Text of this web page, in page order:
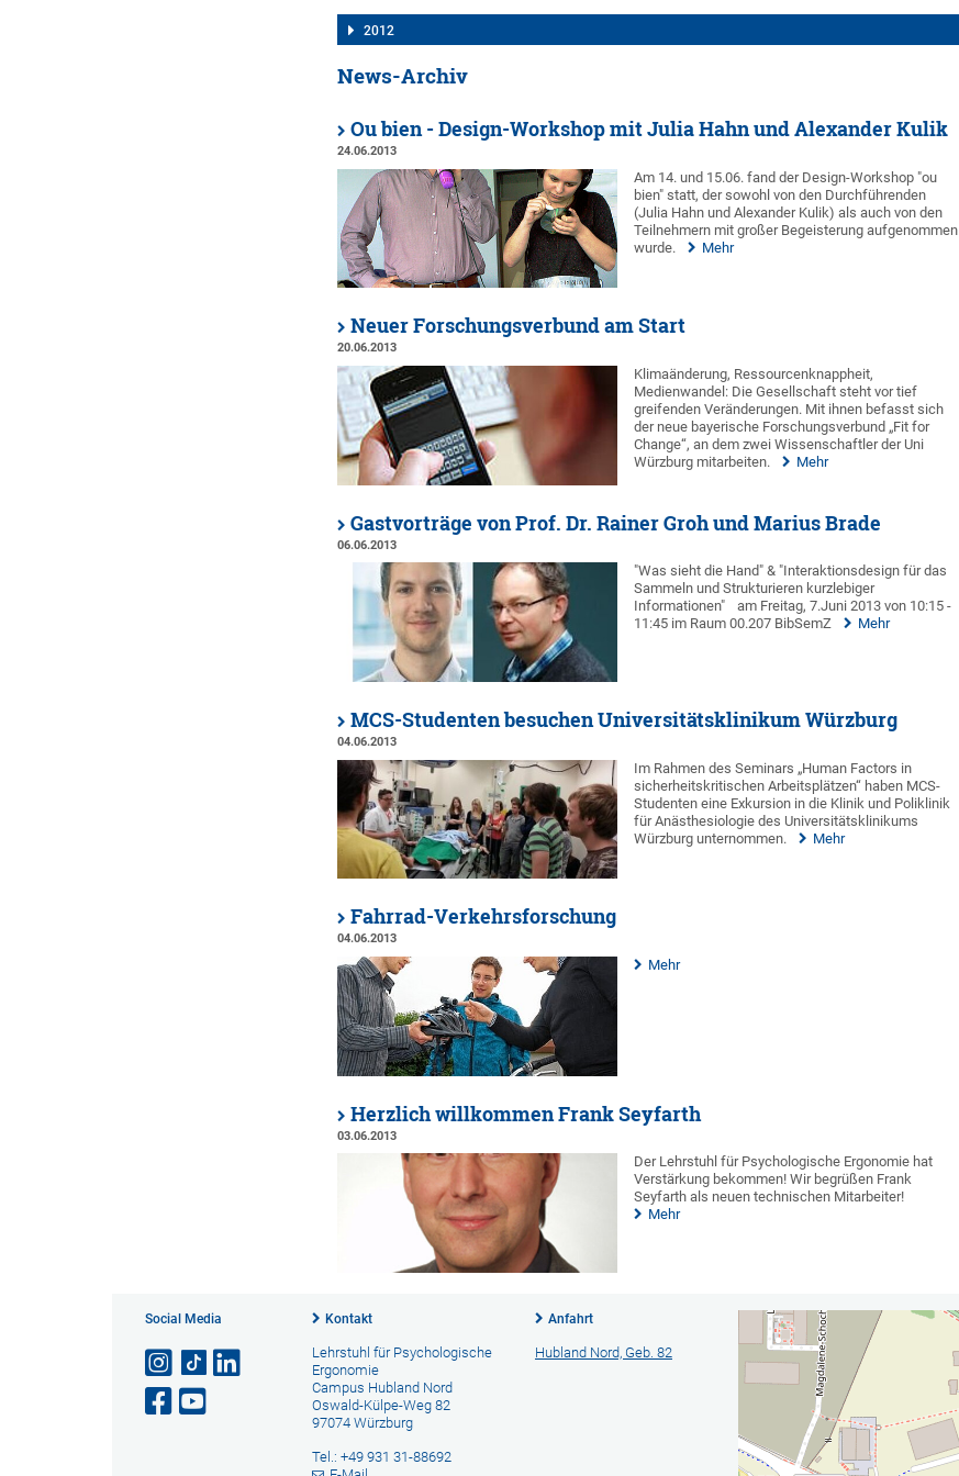
2012
News-Archiv
Ou bien - Design-Workshop mit Julia Hahn und Alexander Kulik
24.06.2013
Am 14. und 15.06. fand der Design-Workshop "ou
bien" statt, der sowohl von den Durchführenden
(Julia Hahn und Alexander Kulik) als auch von den
Teilnehmern mit großer Begeisterung aufgenommen
wurde.
Mehr
Neuer Forschungsverbund am Start
20.06.2013
Klimaänderung, Ressourcenknappheit,
Medienwandel: Die Gesellschaft steht vor tief
greifenden Veränderungen. Mit ihnen befasst sich
der neue bayerische Forschungsverbund „Fit for
Change“, an dem zwei Wissenschaftler der Uni
Würzburg mitarbeiten.
Mehr
Gastvorträge von Prof. Dr. Rainer Groh und Marius Brade
06.06.2013
"Was sieht die Hand" & "Interaktionsdesign für das
Sammeln und Strukturieren kurzlebiger
Informationen"
am Freitag, 7.Juni 2013 von 10:15 -
11:45 im Raum 00.207 BibSemZ
Mehr
MCS-Studenten besuchen Universitätsklinikum Würzburg
04.06.2013
Im Rahmen des Seminars „Human Factors in
sicherheitskritischen Arbeitsplätzen“ haben MCS-
Studenten eine Exkursion in die Klinik und Poliklinik
für Anästhesiologie des Universitätsklinikums
Würzburg unternommen.
Mehr
Fahrrad-Verkehrsforschung
04.06.2013
Mehr
Herzlich willkommen Frank Seyfarth
03.06.2013
Der Lehrstuhl für Psychologische Ergonomie hat
Verstärkung bekommen! Wir begrüßen Frank
Seyfarth als neuen technischen Mitarbeiter!
Mehr
Social Media Kontakt
Lehrstuhl für Psychologische
Ergonomie
Campus Hubland Nord
Oswald-Külpe-Weg 82
97074 Würzburg
Tel.: +49 931 31-88692
Anfahrt
Hubland Nord, Geb. 82